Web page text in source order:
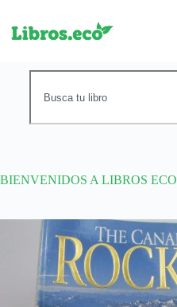
BIENVENIDOS A LIBROS ECO